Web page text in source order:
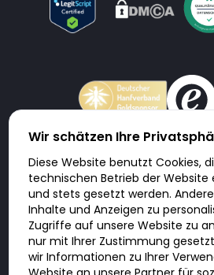
Doktorabc.com ist eine
keine Internetapotheke. Doktorabc bietet
sonstige Produkte an oder liefert diese.
Produkten, Medikamenten und Preisen auf
kein Angebot von Doktorabc an Sie. Für die
geltenden Gesetze und sonstigen
selbst verantwortlich. Die Nutzung unseres
Sie erfolgt auf eigenes Risiko und in eigener
diese Internetseite aus eigener Initiative zu
Wir schätzen Ihre
Diese Website benutzt Cookies,
technischen Betrieb der Website
und stets gesetzt werden.
Inhalte und Anzeigen zu
Zugriffe auf unsere Website zu
nur mit Ihrer Zustimmung
wir Informationen zu Ihrer